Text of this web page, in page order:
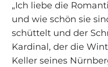
„Ich liebe die
und wie schön sie
schüttelt und der
Kardinal, der die
Keller seines